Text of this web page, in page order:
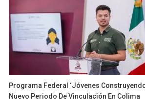
Programa Federal ‘Jóvenes
Nuevo Periodo De Vinculación En Colima